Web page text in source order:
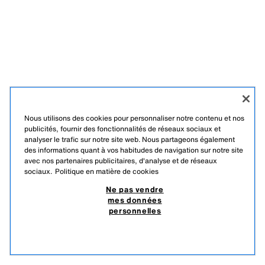
Nous utilisons des cookies pour personnaliser notre contenu et nos
publicités, fournir des fonctionnalités de réseaux sociaux et
analyser le trafic sur notre site web. Nous partageons également
des informations quant à vos habitudes de navigation sur notre site
avec nos partenaires publicitaires, d'analyse et de réseaux
sociaux. Politique en matière de cookies
Ne pas vendre
mes données
personnelles